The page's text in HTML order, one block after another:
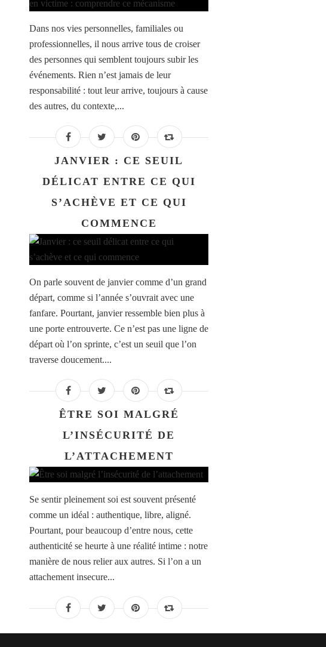
Dans nos vies personnelles, familiales ou
professionnelles, il nous arrive tous de croiser
des personnes qui semblent toujours subir les
événements. Rien n’est jamais de leur
responsabilité : tout leur arrive, toujours à cause
des autres, du contexte,...
JANVIER : CE SEUIL
DÉLICAT ENTRE CE QUI
S’ACHÈVE ET CE QUI
COMMENCE
On parle souvent de janvier comme d’un grand
départ, comme si l’année s’ouvrait avec une
fanfare. Pourtant, janvier ressemble bien plus à
une porte entrouverte. Ce n’est pas une ligne de
départ où l’on sprinte, c’est un seuil que l’on
traverse doucement....
ÊTRE SOI MALGRÉ
L’INSÉCURITÉ DE
L’ATTACHEMENT
Se sentir pleinement soi est souvent présenté
comme un idéal : authentique, libre, aligné.
Pourtant, pour beaucoup d’entre nous, cette
authenticité se heurte à une réalité intime : notre
manière de nous relier aux autres. Si l’on a un
attachement insecure...